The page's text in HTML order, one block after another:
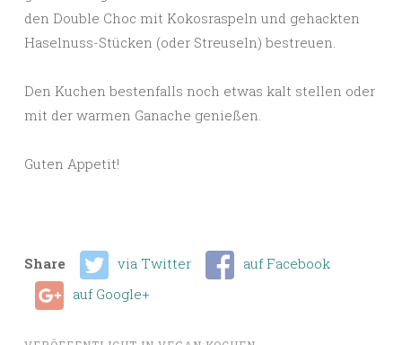
den Double Choc mit Kokosraspeln und gehackten
Haselnuss-Stücken (oder Streuseln) bestreuen.
Den Kuchen bestenfalls noch etwas kalt stellen oder
mit der warmen Ganache genießen.
Guten Appetit!
Share via Twitter
auf Facebook
auf Google+